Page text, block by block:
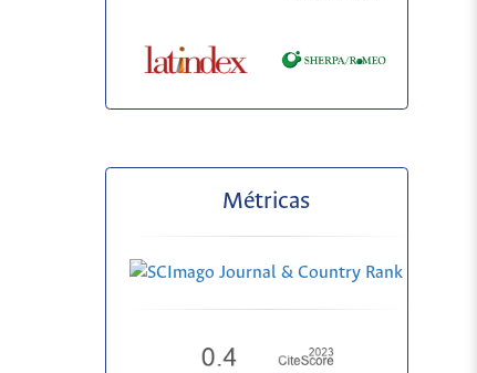
Métricas